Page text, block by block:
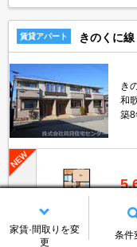
賃貸アパート きのくに
き
和
築8
画像：34枚
家賃·間取りを変
更
条件